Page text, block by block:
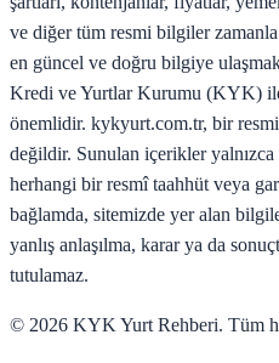
ve diğer tüm resmi bilgiler
en güncel ve doğru bilgiye
Kredi ve Yurtlar Kurumu (KYK)
önemlidir. kykyurt.com.tr, bir
değildir. Sunulan içerikler
herhangi bir resmî taahhüt veya
bağlamda, sitemizde yer alan
yanlış anlaşılma, karar ya da
tutulamaz.
© 2026 KYK Yurt Rehberi. Tüm